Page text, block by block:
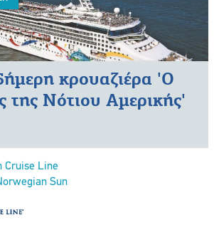
κρουαζιέρα 'Ο
της Νότιου Αμερικής'
Cruise Line
Sun